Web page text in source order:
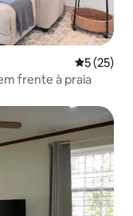
5 de uma
5 (25)
frente à praia